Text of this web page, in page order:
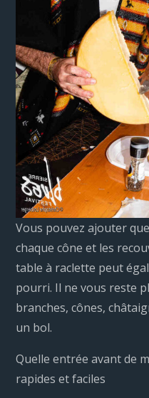
Vous pouvez ajouter
chaque cône et les
table à raclette peut
pourri. Il ne vous reste
branches, cônes,
un bol.
Quelle entrée avant de
rapides et faciles